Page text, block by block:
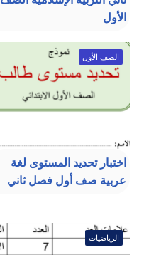
الأول
الصف الأول
اختبار تحديد المستوى لغة
عربية صف أول فصل ثاني
الرياضيات